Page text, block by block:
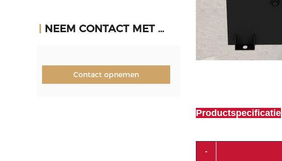
NEEM CONTACT MET ONS OP
Contact opnemen
Productspecificatie
-